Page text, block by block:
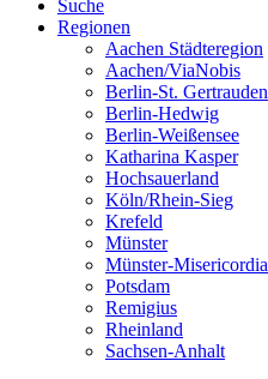
Suche
Regionen
Aachen Städteregion
Aachen/ViaNobis
Berlin-St. Gertrauden
Berlin-Hedwig
Berlin-Weißensee
Katharina Kasper
Hochsauerland
Köln/Rhein-Sieg
Krefeld
Münster
Münster-Misericordia
Potsdam
Remigius
Rheinland
Sachsen-Anhalt